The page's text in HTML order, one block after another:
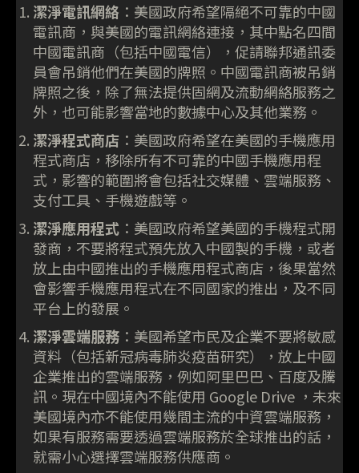
潔淨電訊網絡 ：美國政府希望隔絕不可靠的中國
電訊商，與美國的電訊網絡連接，其中點名四間
中國電訊商（包括中國電信），促請聯邦通訊委
員會吊銷他們在美國的牌照。中國電訊商被吊銷
牌照之後，除了無法提供固網及流動網絡服務之
外，也可能影響當地的數據中心及其他業務。
潔淨程式商店 ：美國政府希望在美國的手機應用
程式商店，移除所有不可靠的中國手機應用程
式，影響的範圍將會包括社交媒體、雲端服務、
支付工具、手機遊戲等。
潔淨應用程式 ：美國政府希望美國的手機程式開
發商，不要將程式預先放入中國製的手機，或者
放上由中國推出的手機應用程式商店，後果當然
會影響手機應用程式在不同國家的推出，及不同
平台上的發展。
潔淨雲端服務 ：美國希望市民及企業不要將敏感
資料（包括新冠病毒肺炎疫苗研究），放上中國
企業推出的雲端服務，例如阿里巴巴、百度及騰
訊。現在中國境內不能使用 Google Drive ，未來
美國境內亦不能使用幾間主流的中資雲端服務，
如果有服務需要透過雲端服務於全球推出的話，
就需小心選擇雲端服務供應商。